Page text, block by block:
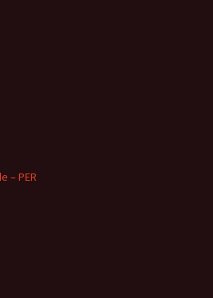
– PER